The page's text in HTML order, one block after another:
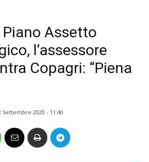
Piano Assetto
l’assessore
Copagri: “Piena
Settembre 2020 - 11:40